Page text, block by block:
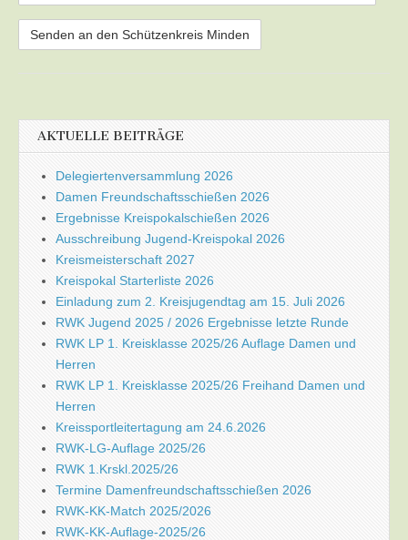
AKTUELLE BEITRÄGE
Delegiertenversammlung 2026
Damen Freundschaftsschießen 2026
Ergebnisse Kreispokalschießen 2026
Ausschreibung Jugend-Kreispokal 2026
Kreismeisterschaft 2027
Kreispokal Starterliste 2026
Einladung zum 2. Kreisjugendtag am 15. Juli 2026
RWK Jugend 2025 / 2026 Ergebnisse letzte Runde
RWK LP 1. Kreisklasse 2025/26 Auflage Damen und
Herren
RWK LP 1. Kreisklasse 2025/26 Freihand Damen und
Herren
Kreissportleitertagung am 24.6.2026
RWK-LG-Auflage 2025/26
RWK 1.Krskl.2025/26
Termine Damenfreundschaftsschießen 2026
RWK-KK-Match 2025/2026
RWK-KK-Auflage-2025/26